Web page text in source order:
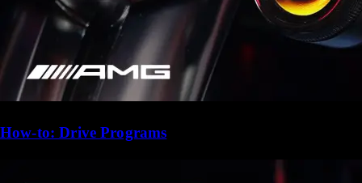
How-to: Drive Programs